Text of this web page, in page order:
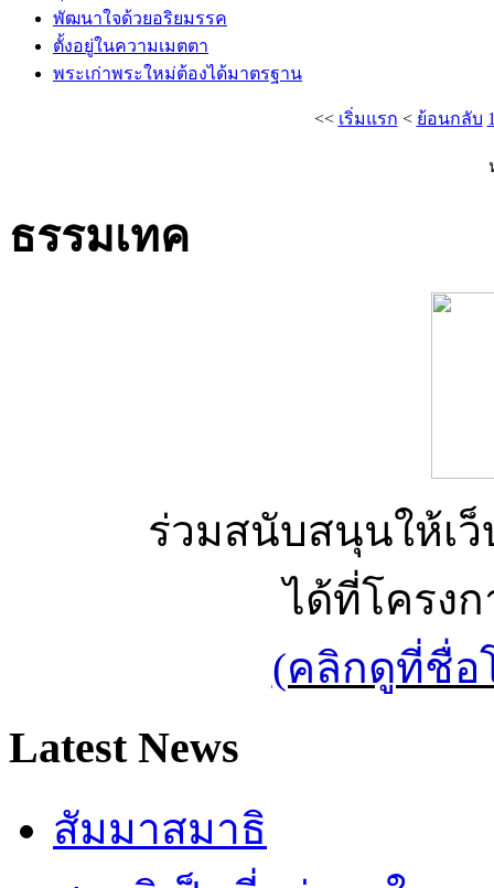
พัฒนาใจด้วยอริยมรรค
ตั้งอยู่ในความเมตตา
พระเก่าพระใหม่ต้องได้มาตรฐาน
<< เริ่มแรก < ย้อนกลับ
ธรรมเทค
ร่วมสนับสนุนให้เ
ได้ที่โครง
(คลิกดูที่ชื่อ
Latest News
สัมมาสมาธิ